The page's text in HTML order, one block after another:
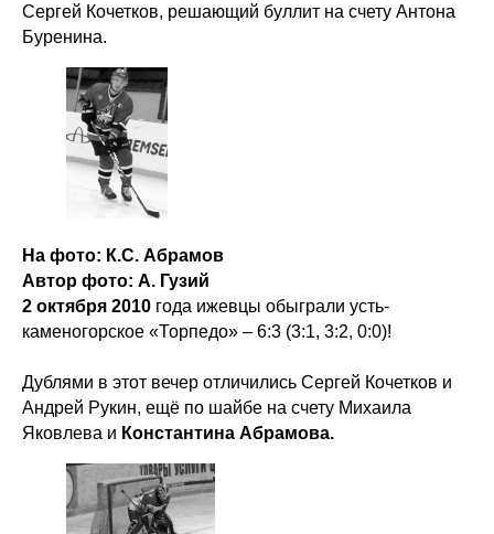
Сергей Кочетков, решающий буллит на счету Антона
Буренина.
На фото: К.С. Абрамов
Автор фото: А. Гузий
2 октября 2010 года ижевцы обыграли усть-
каменогорское «Торпедо» – 6:3 (3:1, 3:2, 0:0)!
Дублями в этот вечер отличились Сергей Кочетков и
Андрей Рукин, ещё по шайбе на счету Михаила
Яковлева и Константина Абрамова.